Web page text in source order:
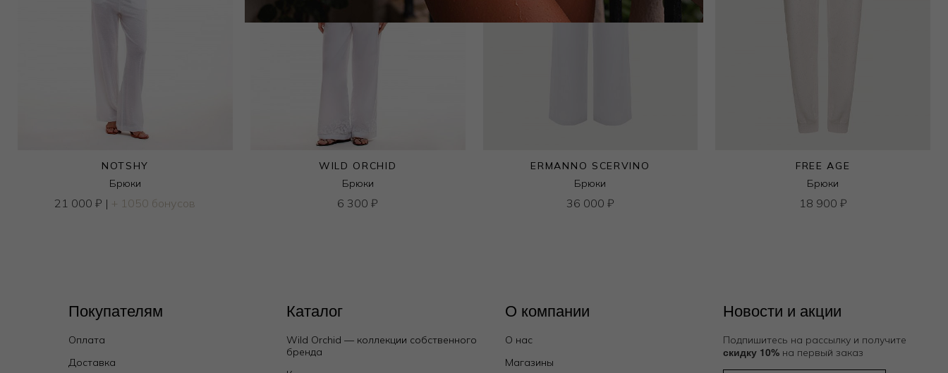
NOTSHY
Брюки
21 000₽ | + 1050 бонусов
WILD ORCHID
Брюки
6 300₽
ERMANNO SCERVINO
Брюки
36 000 ₽
FREE AGE
Брюки
18 900 ₽
Покупателям
Оплата
Доставка
Каталог
Wild Orchid — коллекции собственного
бренда
О компании
О нас
Магазины
Новости и акции
Подпишитесь на рассылку и получите
скидку 10%на первый заказ